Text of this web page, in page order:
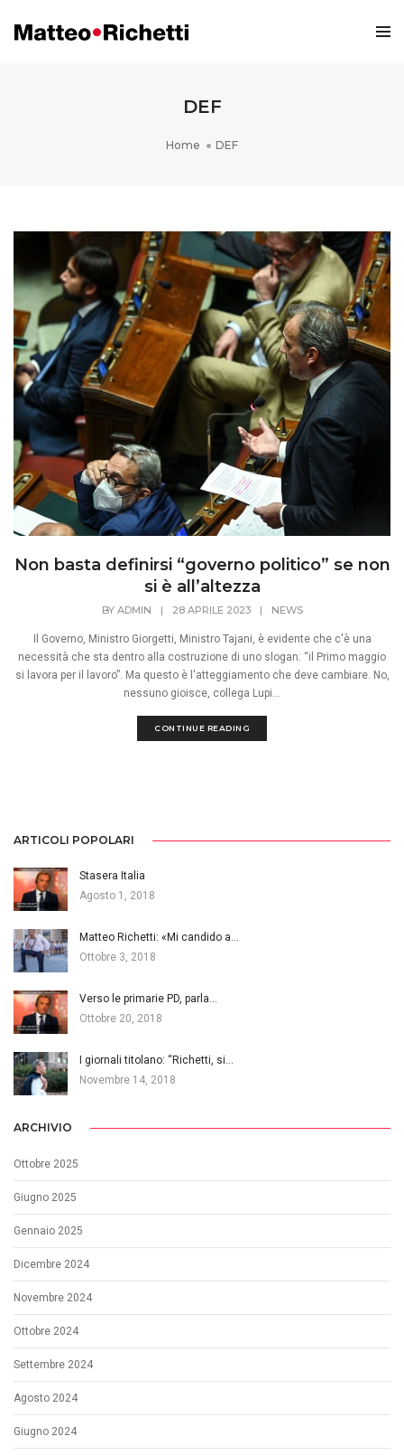
DEF
Home DEF
Non basta definirsi “governo politico” se non
si è all’altezza
BY ADMIN | 28 APRILE 2023 | NEWS
Il Governo, Ministro Giorgetti, Ministro Tajani, è evidente che c'è una
necessità che sta dentro alla costruzione di uno slogan: “il Primo maggio
si lavora per il lavoro”. Ma questo è l'atteggiamento che deve cambiare. No,
nessuno gioisce, collega Lupi...
CONTINUE READING
ARTICOLI POPOLARI
Stasera Italia
Agosto 1, 2018
Matteo Richetti: «Mi candido a…
Ottobre 3, 2018
Verso le primarie PD, parla…
Ottobre 20, 2018
I giornali titolano: “Richetti, si…
Novembre 14, 2018
ARCHIVIO
Ottobre 2025
Giugno 2025
Gennaio 2025
Dicembre 2024
Novembre 2024
Ottobre 2024
Settembre 2024
Agosto 2024
Giugno 2024